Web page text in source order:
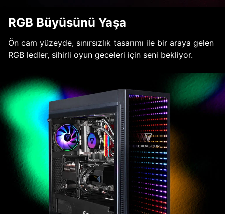
RGB Büyüsünü Yaşa
Ön cam yüzeyde, sınırsızlık tasarımı ile bir araya gelen
RGB ledler, sihirli oyun geceleri için seni bekliyor.